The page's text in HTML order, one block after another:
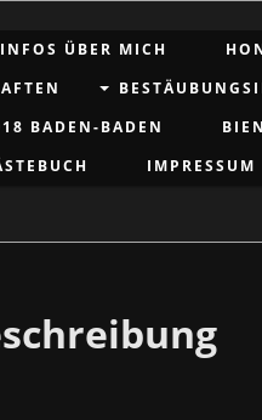
INFOS ÜBER MICH
BADEN-BADEN
IMPRESSUM